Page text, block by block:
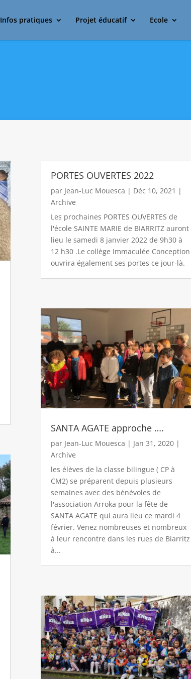
Infos pratiques Projet éducatif Ecole
PORTES OUVERTES 2022
par Jean-Luc Mouesca | Déc 10, 2021 |
Archive
Les prochaines PORTES OUVERTES de
l'école SAINTE MARIE de BIARRITZ auront
lieu le samedi 8 janvier 2022 de 9h30 à
12 h30 .Le collège Immaculée Conception
ouvrira également ses portes ce jour-là.
SANTA AGATE approche ….
par Jean-Luc Mouesca | Jan 31, 2020|
Archive
les élèves de la classe bilingue ( CP à
CM2) se préparent depuis plusieurs
semaines avec des bénévoles de
l'association Arroka pour la fête de
SANTA AGATE qui aura lieu ce mardi 4
février. Venez nombreuses et nombreux
à leur rencontre dans les rues de Biarritz
à...